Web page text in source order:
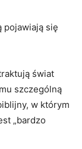
pojawiają ​się
świat⁢
szczególną
​w którym
„bardzo